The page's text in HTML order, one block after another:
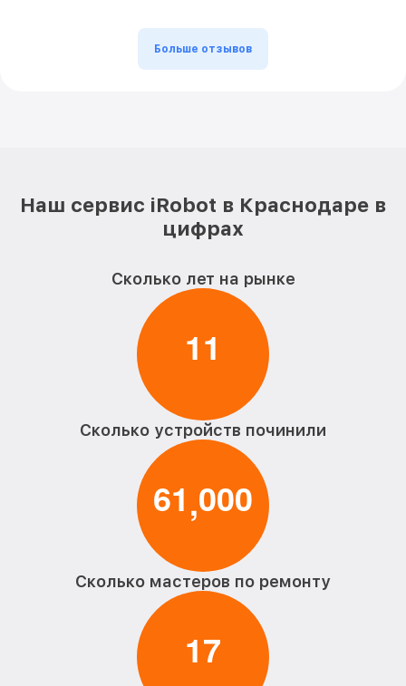
Больше отзывов
Наш сервис iRobot в Краснодаре в
цифрах
Сколько лет на рынке
11
Сколько устройств починили
61,000
Сколько мастеров по ремонту
17